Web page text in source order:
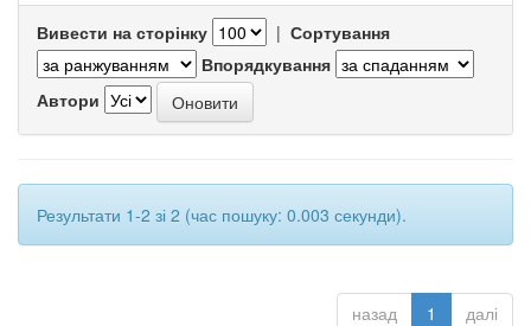
Вивести на сторінку | Сортування
Впорядкування
Автори
Результати 1-2 зі 2 (час пошуку: 0.003 секунди).
назад 1 далі